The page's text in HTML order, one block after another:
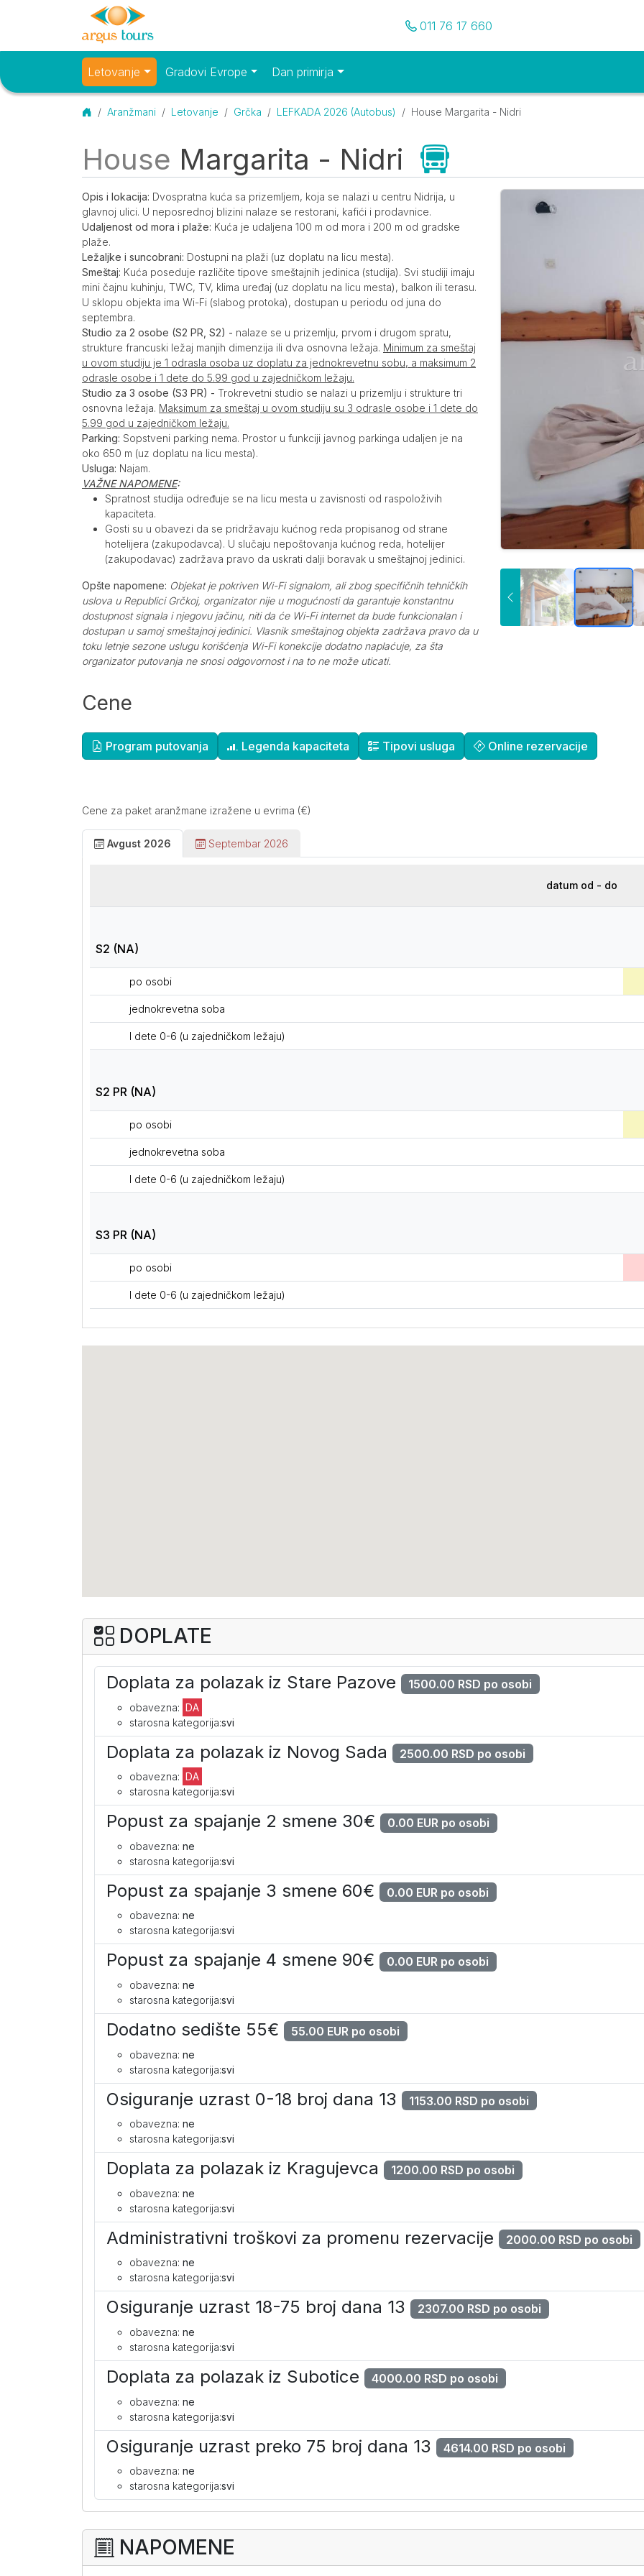
Pozovite nas
011 76 17 660
Osnovni meniLetovanje Gradovi Evrope Dan primirja
Početna
Aranžmani Letovanje Grčka LEFKADA 2026 (Autobus) House Margarita - Nidri
House Margarita - Nidri
O smeštaju Galerija
Opis
Opis i lokacija: Dvospratna kuća sa prizemljem, koja se nalazi u centru Nidrija, u
glavnoj ulici. U neposrednoj blizini nalaze se restorani, kafići i prodavnice.
Udaljenost od mora i plaže: Kuća je udaljena 100 m od mora i 200 m od gradske
plaže.
Ležaljke i suncobrani: Dostupni na plaži (uz doplatu na licu mesta).
Smeštaj: Kuća poseduje različite tipove smeštajnih jedinica (studija). Svi studiji imaju
mini čajnu kuhinju, TWC, TV, klima uređaj (uz doplatu na licu mesta), balkon ili terasu.
U sklopu objekta ima Wi-Fi (slabog protoka), dostupan u periodu od juna do
septembra.
Studio za 2 osobe (S2 PR, S2) - nalaze se u prizemlju, prvom i drugom spratu,
strukture francuski ležaj manjih dimenzija ili dva osnovna ležaja. Minimum za smeštaj
u ovom studiju je 1 odrasla osoba uz doplatu za jednokrevetnu sobu, a maksimum 2
odrasle osobe i 1 dete do 5.99 god u zajedničkom ležaju.
Studio za 3 osobe (S3 PR) - Trokrevetni studio se nalazi u prizemlju i strukture tri
osnovna ležaja. Maksimum za smeštaj u ovom studiju su 3 odrasle osobe i 1 dete do
5.99 god u zajedničkom ležaju.
Parking: Sopstveni parking nema. Prostor u funkciji javnog parkinga udaljen je na
oko 650 m (uz doplatu na licu mesta).
Usluga: Najam.
VAŽNE NAPOMENE:
Spratnost studija određuje se na licu mesta u zavisnosti od raspoloživih
kapaciteta.
Gosti su u obavezi da se pridržavaju kućnog reda propisanog od strane
hotelijera (zakupodavca). U slučaju nepoštovanja kućnog reda, hotelijer
(zakupodavac) zadržava pravo da uskrati dalji boravak u smeštajnoj jedinici.
Opšte napomene: Objekat je pokriven Wi-Fi signalom, ali zbog specifičnih tehničkih
uslova u Republici Grčkoj, organizator nije u mogućnosti da garantuje konstantnu
dostupnost signala i njegovu jačinu, niti da će Wi-Fi internet da bude funkcionalan i
dostupan u samoj smeštajnoj jedinici. Vlasnik smeštajnog objekta zadržava pravo da u
toku letnje sezone uslugu korišćenja Wi-Fi konekcije dodatno naplaćuje, za šta
organizator putovanja ne snosi odgovornost i na to ne može uticati.
Cene
Cene za paket aranžmane izražene u evrima (€)
Avgust 2026 Septembar 2026
datum od - do
S2 (NA)
po osobi
jednokrevetna soba
I dete 0-6 (u zajedničkom ležaju)
S2 PR (NA)
po osobi
jednokrevetna soba
I dete 0-6 (u zajedničkom ležaju)
S3 PR (NA)
po osobi
I dete 0-6 (u zajedničkom ležaju)
Dopunske informacije
Program putovanja Legenda kapaciteta Tipovi usluga Online rezervacije
DOPLATE
Doplata za polazak iz Stare Pazove 1500.00 RSD po osobi
obavezna: DA
starosna kategorija:svi
Doplata za polazak iz Novog Sada 2500.00 RSD po osobi
obavezna: DA
starosna kategorija:svi
Popust za spajanje 2 smene 30€ 0.00 EUR po osobi
obavezna: ne
starosna kategorija:svi
Popust za spajanje 3 smene 60€ 0.00 EUR po osobi
obavezna: ne
starosna kategorija:svi
Popust za spajanje 4 smene 90€ 0.00 EUR po osobi
obavezna: ne
starosna kategorija:svi
Dodatno sedište 55€ 55.00 EUR po osobi
obavezna: ne
starosna kategorija:svi
Osiguranje uzrast 0-18 broj dana 13 1153.00 RSD po osobi
obavezna: ne
starosna kategorija:svi
Doplata za polazak iz Kragujevca 1200.00 RSD po osobi
obavezna: ne
starosna kategorija:svi
Administrativni troškovi za promenu rezervacije 2000.00 RSD po osobi
obavezna: ne
starosna kategorija:svi
Osiguranje uzrast 18-75 broj dana 13 2307.00 RSD po osobi
obavezna: ne
starosna kategorija:svi
Doplata za polazak iz Subotice 4000.00 RSD po osobi
obavezna: ne
starosna kategorija:svi
Osiguranje uzrast preko 75 broj dana 13 4614.00 RSD po osobi
obavezna: ne
starosna kategorija:svi
NAPOMENE